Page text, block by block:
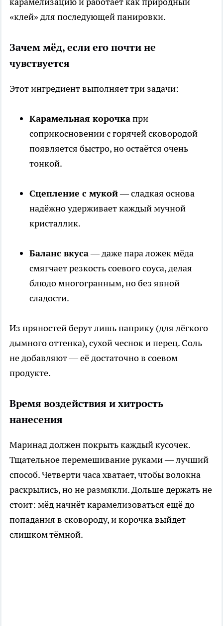
«клей» для последующей панировки.
Зачем мёд, если его почти не
чувствуется
Этот ингредиент выполняет три задачи:
Карамельная корочкапри
соприкосновении с горячей сковородой
появляется быстро, но остаётся очень
тонкой.
Сцепление с мукой— сладкая основа
надёжно удерживает каждый мучной
кристаллик.
Баланс вкуса— даже пара ложек мёда
смягчает резкость соевого соуса, делая
блюдо многогранным, но без явной
сладости.
Из пряностей берут лишь паприку (для лёгкого
дымного оттенка), сухой чеснок и перец. Соль
не добавляют — её достаточно в соевом
продукте.
Время воздействия и хитрость
нанесения
Маринад должен покрыть каждый кусочек.
Тщательное перемешивание руками — лучший
способ. Четверти часа хватает, чтобы волокна
раскрылись, но не размякли. Дольше держать не
стоит: мёд начнёт карамелизоваться ещё до
попадания в сковороду, и корочка выйдет
слишком тёмной.